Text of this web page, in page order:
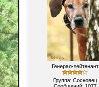
Генерал-лейтенант
Группа: Сосновец